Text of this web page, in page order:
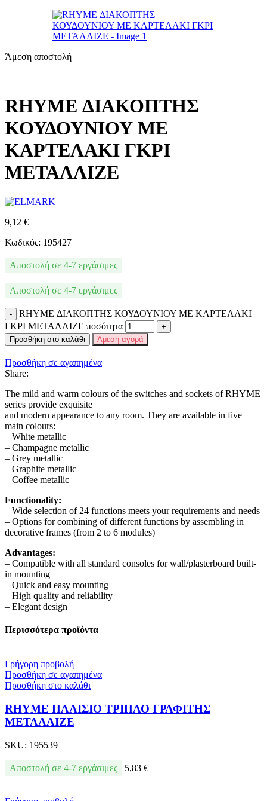
Άμεση αποστολή
RHYME ΔΙΑΚΟΠΤΗΣ
ΚΟΥΔΟΥΝΙΟΥ ΜΕ
ΚΑΡΤΕΛΑΚΙ ΓΚΡΙ
ΜΕΤΑΛΛΙΖΕ
9,12 €
Κωδικός: 195427
Αποστολή σε 4-7 εργάσιμες
Αποστολή σε 4-7 εργάσιμες
RHYME ΔΙΑΚΟΠΤΗΣ ΚΟΥΔΟΥΝΙΟΥ ΜΕ ΚΑΡΤΕΛΑΚΙ
ΓΚΡΙ ΜΕΤΑΛΛΙΖΕ ποσότητα
Προσθήκη στο καλάθι Άμεση αγορά
Προσθήκη σε αγαπημένα
Share:
The mild and warm colours of the switches and sockets of RHYME
series provide exquisite
and modern appearance to any room. They are available in five
main colours:
– White metallic
– Champagne metallic
– Grey metallic
– Graphite metallic
– Coffee metallic
Functionality:
– Wide selection of 24 functions meets your requirements and needs
– Options for combining of different functions by assembling in
decorative frames (from 2 to 6 modules)
Advantages:
– Compatible with all standard consoles for wall/plasterboard built-
in mounting
– Quick and easy mounting
– High quality and reliability
– Elegant design
Περισσότερα προϊόντα
Γρήγορη προβολή
Προσθήκη σε αγαπημένα
Προσθήκη στο καλάθι
RHYME ΠΛΑΙΣΙΟ ΤΡΙΠΛΟ ΓΡΑΦΙΤΗΣ
ΜΕΤΑΛΛΙΖΕ
SKU: 195539
Αποστολή σε 4-7 εργάσιμες 5,83 €